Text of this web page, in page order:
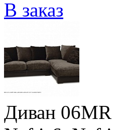
В заказ
Диван